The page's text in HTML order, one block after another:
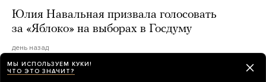
Юлия Навальная призвала голосовать
за «Яблоко» на выборах в Госдуму
день назад
МЫ ИСПОЛЬЗУЕМ КУКИ!
ЧТО ЭТО ЗНАЧИТ?